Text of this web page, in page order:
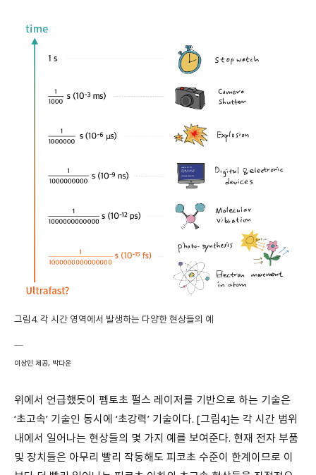
그림4. 각 시간 영역에서 발생하는 다양한 현상들의 예
이상민 제공, 박다운
위에서 언급했듯이 펨토초 펄스 레이저를 기반으로 하는 기술은
‘초고속’ 기술인 동시에 ‘초강력’ 기술이다. [그림4]는 각 시간 범위
내에서 일어나는 현상들의 몇 가지 예를 보여준다. 현재 전자 부품
및 장치들은 아무리 빨리 작동해도 피코초 수준이 한계이므로 이